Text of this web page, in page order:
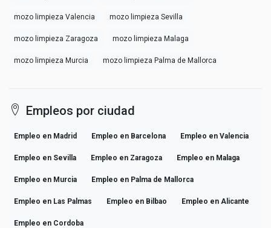
mozo limpieza Valencia mozo limpieza Sevilla
mozo limpieza Zaragoza mozo limpieza Malaga
mozo limpieza Murcia mozo limpieza Palma de Mallorca
Empleos por ciudad
Empleo en Madrid Empleo en Barcelona Empleo en Valencia
Empleo en Sevilla Empleo en Zaragoza Empleo en Malaga
Empleo en Murcia Empleo en Palma de Mallorca
Empleo en Las Palmas Empleo en Bilbao Empleo en Alicante
Empleo en Cordoba